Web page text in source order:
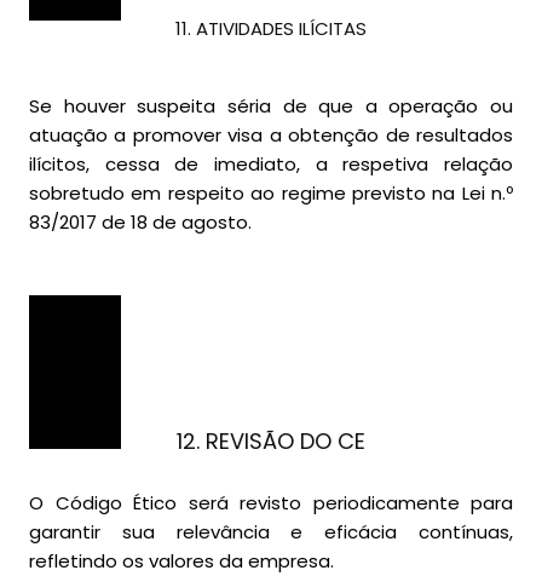
11. ATIVIDADES ILÍCITAS
Se houver suspeita séria de que a operação ou
atuação a promover visa a obtenção de resultados
ilícitos, cessa de imediato, a respetiva relação
sobretudo em respeito ao regime previsto na Lei n.º
83/2017 de 18 de agosto.
12. REVISÃO DO CE
O Código Ético será revisto periodicamente para
garantir sua relevância e eficácia contínuas,
refletindo os valores da empresa.